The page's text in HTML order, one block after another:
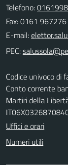
Telefono:
Fax: 0161 967276
E-mail:
PEC:
Codice univoco di
Conto corrente
Martiri della
Uffici e orari
Numeri utili